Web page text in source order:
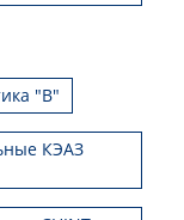
"В"
КЭАЗ